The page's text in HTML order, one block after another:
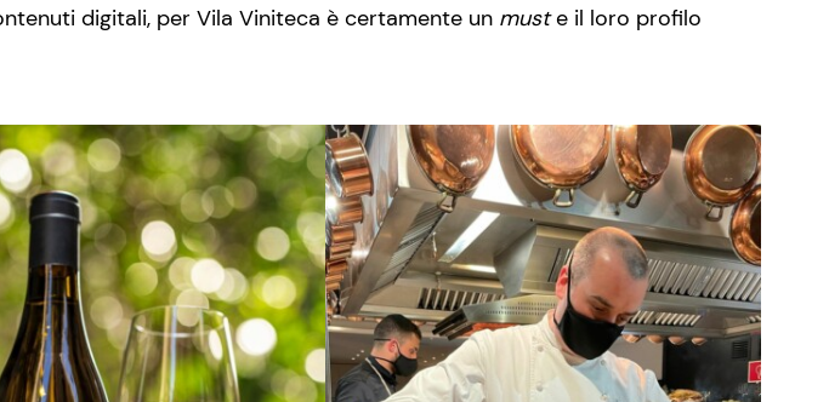
digitali, per Vila Viniteca è certamente un muste il loro profilo